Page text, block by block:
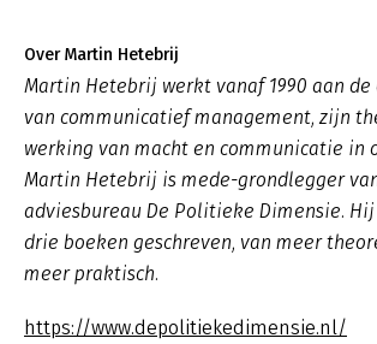
Over Martin Hetebrij
Martin Hetebrij werkt vanaf 1990 aan
van communicatief management, zijn
werking van macht en communicatie in
Martin Hetebrij is mede-grondlegger
adviesbureau De Politieke Dimensie.
drie boeken geschreven, van meer
meer praktisch.
https://www.depolitiekedimensie.nl/